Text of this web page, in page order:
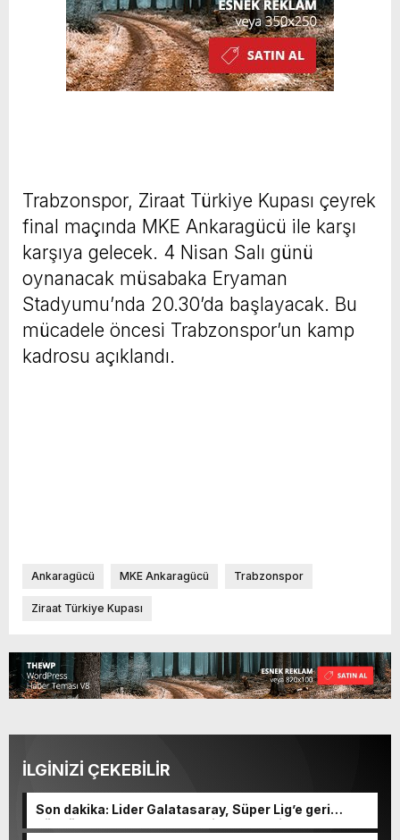
Trabzonspor, Ziraat Türkiye Kupası çeyrek
final maçında MKE Ankaragücü ile karşı
karşıya gelecek. 4 Nisan Salı günü
oynanacak müsabaka Eryaman
Stadyumu’nda 20.30’da başlayacak. Bu
mücadele öncesi Trabzonspor’un kamp
kadrosu açıklandı.
Ankaragücü MKE Ankaragücü Trabzonspor
Ziraat Türkiye Kupası
İLGİNİZİ ÇEKEBİLİR
Son dakika: Lider Galatasaray, Süper Lig’e geri
döndü! Hatayspor maçında ilk gol geldi